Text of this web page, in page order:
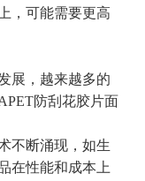
，可能需要更高
展，越来越多的
防刮花胶片面
不断涌现，如生
在性能和成本上